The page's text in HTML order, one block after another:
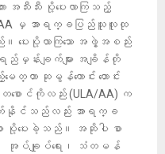
သီးသီး ပို့ပေးလာကြသည့်
AA မှ အာရက္ခပြည်သူလူထု
ပေးပို့လာကြသော အဖွဲ့အစည်း
မှန်းချက်များ အချိန်တို
ေတ္တာ ဆုမွန်ကောင်း တောင်း
စောင်ကိုလည်း (ULA/AA) က
တ်နိုင်သည်လည်း အာရက္ခ
ာ ပို့ပေးခဲ့သည်။ အဆိုပါ စာ
အုပ်ချုပ်ရေး၊ သံတမန်